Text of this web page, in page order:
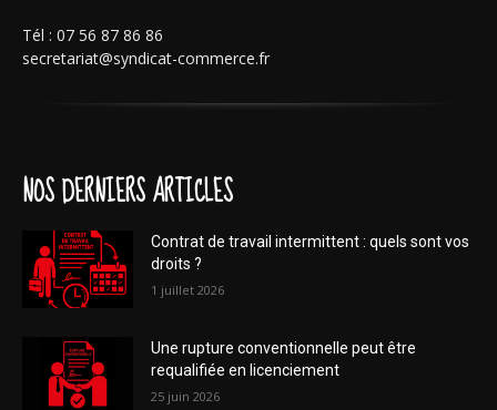
Tél : 07 56 87 86 86
secretariat@syndicat-commerce.fr
NOS DERNIERS ARTICLES
Contrat de travail intermittent : quels sont vos
droits ?
1 juillet 2026
Une rupture conventionnelle peut être
requalifiée en licenciement
25 juin 2026